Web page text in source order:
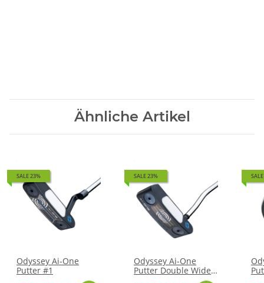
Ähnliche Artikel
SALE 23%
Odyssey Ai-One
Putter #1
SALE 23%
Odyssey Ai-One
Putter Double Wide